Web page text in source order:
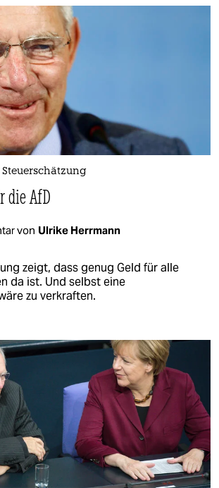
die AfD
von Ulrike Herrmann
zeigt, dass genug Geld für alle
da ist. Und selbst eine
zu verkraften.